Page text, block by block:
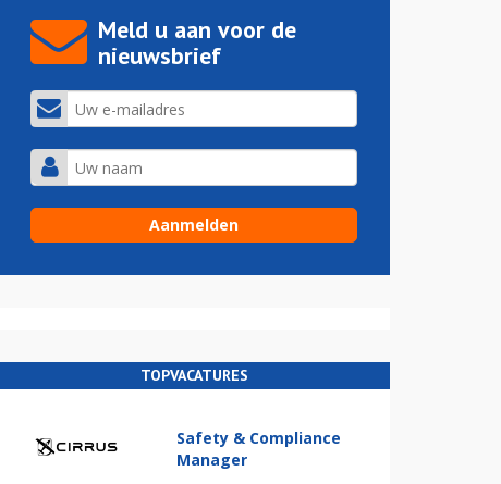
Meld u aan voor de
nieuwsbrief
TOPVACATURES
Safety & Compliance
Manager